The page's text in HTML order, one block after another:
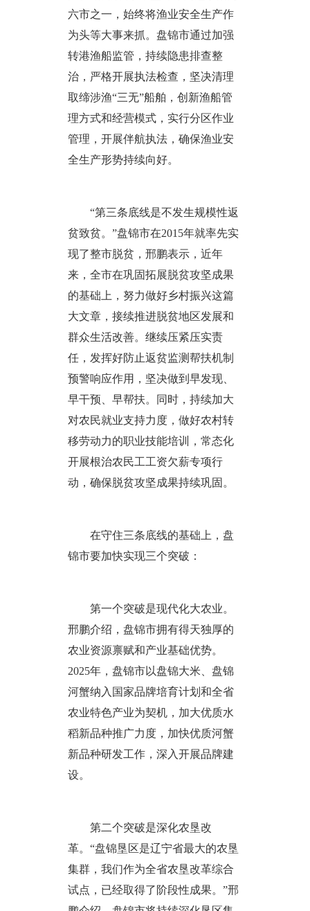
六市之一，始终将渔业安全生产作
为头等大事来抓。盘锦市通过加强
转港渔船监管，持续隐患排查整
治，严格开展执法检查，坚决清理
取缔涉渔“三无”船舶，创新渔船管
理方式和经营模式，实行分区作业
管理，开展伴航执法，确保渔业安
全生产形势持续向好。
“第三条底线是不发生规模性返
贫致贫。”盘锦市在2015年就率先实
现了整市脱贫，邢鹏表示，近年
来，全市在巩固拓展脱贫攻坚成果
的基础上，努力做好乡村振兴这篇
大文章，接续推进脱贫地区发展和
群众生活改善。继续压紧压实责
任，发挥好防止返贫监测帮扶机制
预警响应作用，坚决做到早发现、
早干预、早帮扶。同时，持续加大
对农民就业支持力度，做好农村转
移劳动力的职业技能培训，常态化
开展根治农民工工资欠薪专项行
动，确保脱贫攻坚成果持续巩固。
在守住三条底线的基础上，盘
锦市要加快实现三个突破：
第一个突破是现代化大农业。
邢鹏介绍，盘锦市拥有得天独厚的
农业资源禀赋和产业基础优势。
2025年，盘锦市以盘锦大米、盘锦
河蟹纳入国家品牌培育计划和全省
农业特色产业为契机，加大优质水
稻新品种推广力度，加快优质河蟹
新品种研发工作，深入开展品牌建
设。
第二个突破是深化农垦改
革。“盘锦垦区是辽宁省最大的农垦
集群，我们作为全省农垦改革综合
试点，已经取得了阶段性成果。”邢